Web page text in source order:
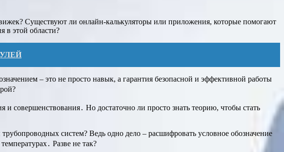
Существуют ли онлайн-калькуляторы или приложения, которые помогают
в этой области?
– это не просто навык, а гарантия безопасной и эффективной работы
совершенствования․ Но достаточно ли просто знать теорию, чтобы стать
систем? Ведь одно дело – расшифровать условное обозначение
Разве не так?